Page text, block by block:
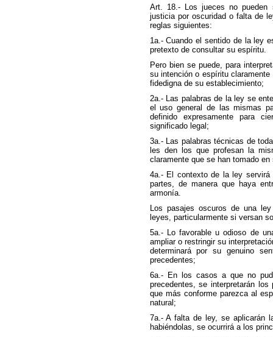
Art. 18.- Los jueces no pueden
justicia por oscuridad o falta de
reglas siguientes:
1a.- Cuando el sentido de la ley
pretexto de consultar su espíritu.
Pero bien se puede, para
su intención o espíritu
fidedigna de su establecimiento;
2a.- Las palabras de la ley se
el uso general de las mismas
definido expresamente para
significado legal;
3a.- Las palabras técnicas de
les den los que profesan la
claramente que se han tomado
4a.- El contexto de la ley
partes, de manera que haya
armonía.
Los pasajes oscuros de una
leyes, particularmente si versan
5a.- Lo favorable u odioso de
ampliar o restringir su
determinará por su genuino
precedentes;
6a.- En los casos a que no
precedentes, se interpretarán
que más conforme parezca al
natural;
7a.- A falta de ley, se aplicarán
habiéndolas, se ocurrirá a los